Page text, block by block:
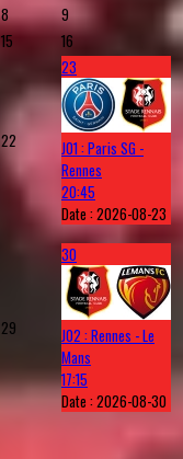
8
9
15 16
22
23
J01 : Paris SG -
Rennes
20:45
Date :2026-08-23
29
30
J02 : Rennes - Le
Mans
17:15
Date :2026-08-30